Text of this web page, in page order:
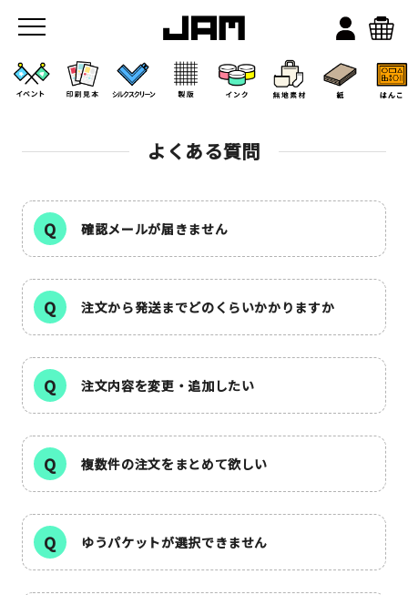
JAMのこと
お店/ワークスペース
イベント
印刷見本
シルクスクリーン
よくある質問
確認メールが届きません
注文から発送までどのくらいかかりますか
注文内容を変更・追加したい
複数件の注文をまとめて欲しい
ゆうパケットが選択できません